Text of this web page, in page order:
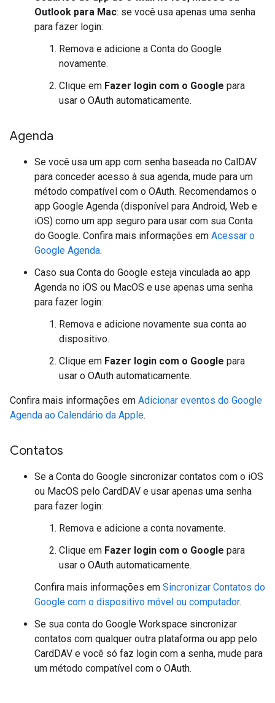
Outlook para Mac: se você usa apenas uma senha
para fazer login:
Remova e adicione a Conta do Google
novamente.
Clique em Fazer login com o Google para
usar o OAuth automaticamente.
Agenda
Se você usa um app com senha baseada no CalDAV
para conceder acesso à sua agenda, mude para um
método compatível com o OAuth. Recomendamos o
app Google Agenda (disponível para Android, Web e
iOS) como um app seguro para usar com sua Conta
do Google. Confira mais informações em Acessar o
Google Agenda.
Caso sua Conta do Google esteja vinculada ao app
Agenda no iOS ou MacOS e use apenas uma senha
para fazer login:
Remova e adicione novamente sua conta ao
dispositivo.
Clique em Fazer login com o Google para
usar o OAuth automaticamente.
Confira mais informações em Adicionar eventos do Google
Agenda ao Calendário da Apple.
Contatos
Se a Conta do Google sincronizar contatos com o iOS
ou MacOS pelo CardDAV e usar apenas uma senha
para fazer login:
Remova e adicione a conta novamente.
Clique em Fazer login com o Google para
usar o OAuth automaticamente.
Confira mais informações em Sincronizar Contatos do
Google com o dispositivo móvel ou computador.
Se sua conta do Google Workspace sincronizar
contatos com qualquer outra plataforma ou app pelo
CardDAV e você só faz login com a senha, mude para
um método compatível com o OAuth.